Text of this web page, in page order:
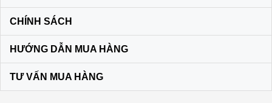
CHÍNH SÁCH
HƯỚNG DẪN MUA HÀNG
TƯ VẤN MUA HÀNG